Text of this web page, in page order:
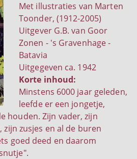
Met illustraties van Marten
Toonder, (1912-2005)
Uitgever G.B. van Goor
Zonen - 's Gravenhage -
Batavia
Uitgegeven ca. 1942
Korte inhoud:
Minstens 6000 jaar geleden,
leefde er een jongetje,
houden. Zijn vader, zijn
zusjes en al de buren
goed deed en daarom